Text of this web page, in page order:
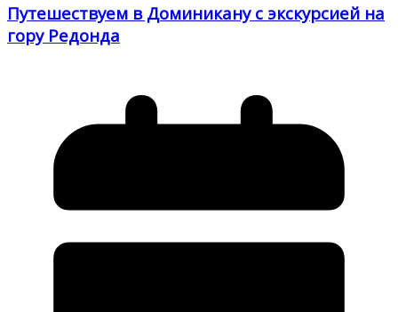
Путешествуем в Доминикану с экскурсией на
гору Редонда